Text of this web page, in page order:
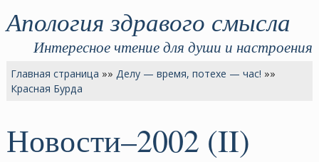
Апология здравого смысла
Интересное чтение для души и настроения
Главная страница »»Делу — время, потехе — час! »»
Красная Бурда
Новости–2002 (II)